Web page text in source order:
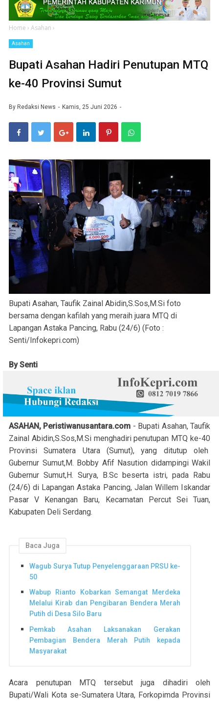
Home › Asahan ›
Asahan
Bupati Asahan Hadiri Penutupan MTQ
ke-40 Provinsi Sumut
By Redaksi News Kamis, 25 Juni 2026
Bupati Asahan, Taufik Zainal Abidin,S.Sos,M.Si foto
bersama dengan kafilah yang meraih juara MTQ di
Lapangan Astaka Pancing, Rabu (24/6) (Foto :
Senti/Infokepri.com)
By Senti
ASAHAN, Peristiwanusantara.com - Bupati Asahan, Taufik
Zainal Abidin,S.Sos,M.Si menghadiri penutupan MTQ ke-40
Provinsi Sumatera Utara (Sumut), yang ditutup oleh
Gubernur Sumut,M. Bobby Afif Nasution didampingi Wakil
Gubernur Sumut,H. Surya, B.Sc beserta istri, pada Rabu
(24/6) di Lapangan Astaka Pancing, Jalan Willem Iskandar
Pasar V Kenangan Baru, Kecamatan Percut Sei Tuan,
Kabupaten Deli Serdang.
Baca Juga
Wagub Surya Tutup Penyelenggaraan PRSU ke-
50
Wabup Rianto Kobarkan Semangat Merdeka
Melalui Kirab dan Pengibaran Bendera Merah
Putih di Desa Silo Baru
Pemkab Asahan Laksanakan Gerakan
Pembagian Bendera Merah Putih kepada
Masyarakat
Acara penutupan MTQ tersebut juga dihadiri oleh
Bupati/Wali Kota se-Sumatera Utara, Forkopimda Provinsi